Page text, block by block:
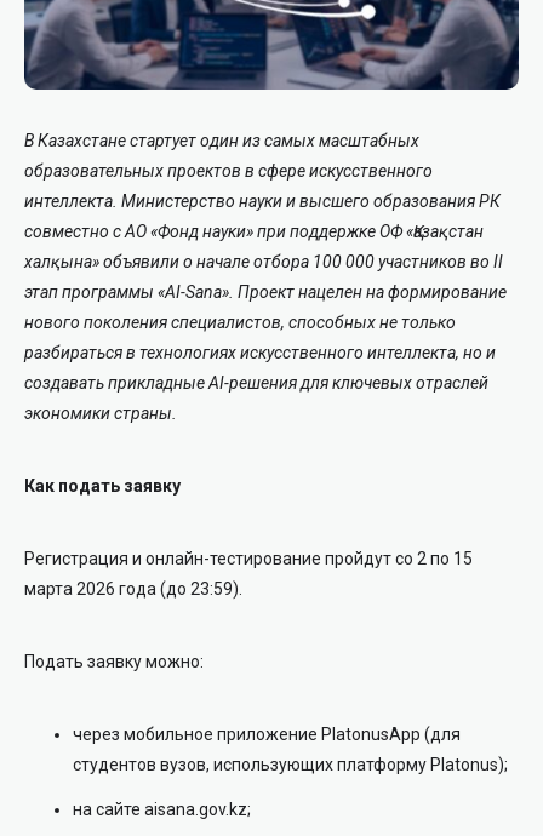
В Казахстане стартует один из самых масштабных
образовательных проектов в сфере искусственного
интеллекта. Министерство науки и высшего образования РК
совместно с АО «Фонд науки» при поддержке ОФ «Қазақстан
халқына» объявили о начале отбора 100 000 участников во II
этап программы «AI-Sana». Проект нацелен на формирование
нового поколения специалистов, способных не только
разбираться в технологиях искусственного интеллекта, но и
создавать прикладные AI-решения для ключевых отраслей
экономики страны.
Как подать заявку
Регистрация и онлайн-тестирование пройдут со 2 по 15
марта 2026 года (до 23:59).
Подать заявку можно:
через мобильное приложение PlatonusApp (для
студентов вузов, использующих платформу Platonus);
на сайте aisana.gov.kz;